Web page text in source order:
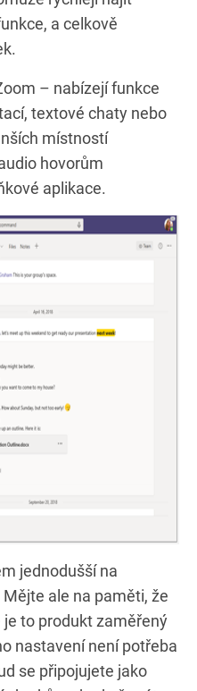
a celkově
– nabízejí funkce
textové chaty nebo
místností
hovorům
aplikace.
jednodušší na
ale na paměti, že
to produkt zaměřený
nastavení není potřeba
se připojujete jako